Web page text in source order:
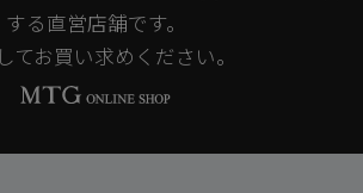
する直営店舗です。
てお買い求めください。